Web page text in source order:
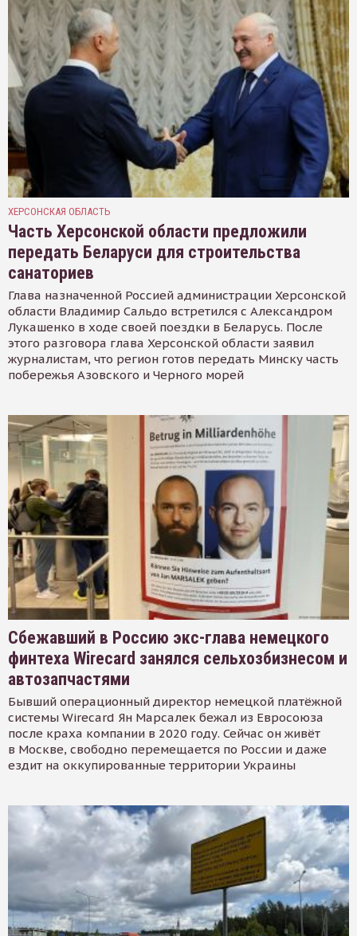
ХЕРСОНСКАЯ ОБЛАСТЬ
Часть Херсонской области предложили
передать Беларуси для строительства
санаториев
Глава назначенной Россией администрации Херсонской
области Владимир Сальдо встретился с Александром
Лукашенко в ходе своей поездки в Беларусь. После
этого разговора глава Херсонской области заявил
журналистам, что регион готов передать Минску часть
побережья Азовского и Черного морей
Сбежавший в Россию экс-глава немецкого
финтеха Wirecard занялся сельхозбизнесом и
автозапчастями
Бывший операционный директор немецкой платёжной
системы Wirecard Ян Марсалек бежал из Евросоюза
после краха компании в 2020 году. Сейчас он живёт
в Москве, свободно перемещается по России и даже
ездит на оккупированные территории Украины